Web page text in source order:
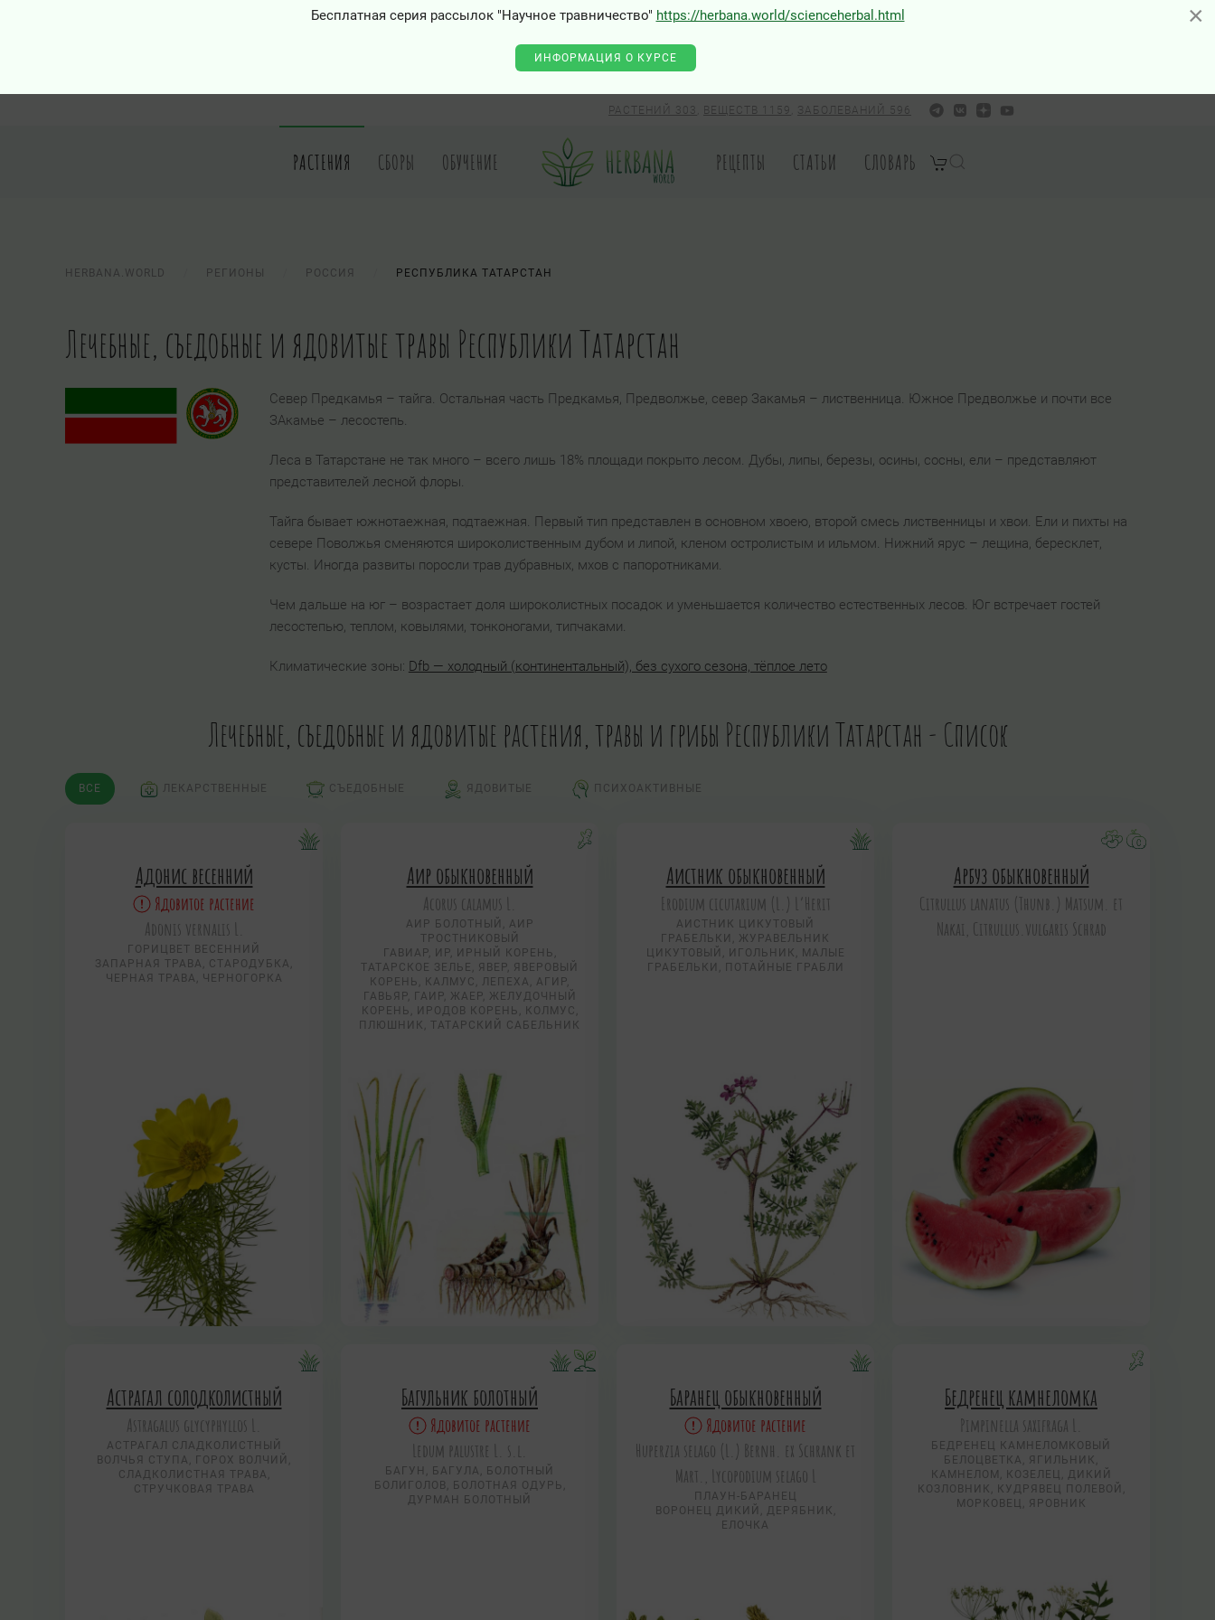
×
Бесплатная серия рассылок "Научное травничество" https://herbana.world/scienceherbal.html
ИНФОРМАЦИЯ О КУРСЕ
РАСТЕНИЙ 303 ВЕЩЕСТВ 1159 ЗАБОЛЕВАНИЙ 596
РАСТЕНИЯ СБОРЫ ОБУЧЕНИЕ РЕЦЕПТЫ СТАТЬИ СЛОВАРЬ
HERBANA.WORLD РЕГИОНЫ РОССИЯ РЕСПУБЛИКА ТАТАРСТАН
Лечебные, съедобные и ядовитые травы Республики Татарстан
Север Предкамья – тайга. Остальная часть Предкамья, Предволжье, север Закамья – лиственница. Южное Предволжье и почти все
ЗАкамье – лесостепь.
Леса в Татарстане не так много – всего лишь 18% площади покрыто лесом. Дубы, липы, березы, осины, сосны, ели – представляют
представителей лесной флоры.
Тайга бывает южнотаежная, подтаежная. Первый тип представлен в основном хвоею, второй смесь лиственницы и хвои. Ели и пихты на
севере Поволжья сменяются широколиственным дубом и липой, кленом остролистым и ильмом. Нижний ярус – лещина, бересклет,
кусты. Иногда развиты поросли трав дубравных, мхов с папоротниками.
Чем дальше на юг – возрастает доля широколистных посадок и уменьшается количество естественных лесов. Юг встречает гостей
лесостепью, теплом, ковылями, тонконогами, типчаками.
Климатические зоны: Dfb — холодный (континентальный), без сухого сезона, тёплое лето
Лечебные, съедобные и ядовитые растения, травы и грибы Республики Татарстан - Список
ВСЕ ЛЕКАРСТВЕННЫЕ СЪЕДОБНЫЕ ЯДОВИТЫЕ ПСИХОАКТИВНЫЕ
Адонис весенний
Ядовитое растение
Adonis vernalis L.
ГОРИЦВЕТ ВЕСЕННИЙ
ЗАПАРНАЯ ТРАВА, СТАРОДУБКА,
ЧЕРНАЯ ТРАВА, ЧЕРНОГОРКА
Аир обыкновенный
Acorus calamus L.
АИР БОЛОТНЫЙ, АИР
ТРОСТНИКОВЫЙ
ГАВИАР, ИР, ИРНЫЙ КОРЕНЬ,
ТАТАРСКОЕ ЗЕЛЬЕ, ЯВЕР, ЯВЕРОВЫЙ
КОРЕНЬ, КАЛМУС, ЛЕПЕХА, АГИР,
ГАВЬЯР, ГАИР, ЖАЕР, ЖЕЛУДОЧНЫЙ
КОРЕНЬ, ИРОДОВ КОРЕНЬ, КОЛМУС,
ПЛЮШНИК, ТАТАРСКИЙ САБЕЛЬНИК
Аистник обыкновенный
Erodium cicutarium (L.) L’Herit
АИСТНИК ЦИКУТОВЫЙ
ГРАБЕЛЬКИ, ЖУРАВЕЛЬНИК
ЦИКУТОВЫЙ, ИГОЛЬНИК, МАЛЫЕ
ГРАБЕЛЬКИ, ПОТАЙНЫЕ ГРАБЛИ
Арбуз обыкновенный
Citrullus lanatus (Thunb.) Matsum. et
Nakai, Citrullus.vulgaris Schrad
Астрагал солодколистный
Astragalus glycyphyllos L.
АСТРАГАЛ СЛАДКОЛИСТНЫЙ
ВОЛЧЬЯ СТУПА, ГОРОХ ВОЛЧИЙ,
СЛАДКОЛИСТНАЯ ТРАВА,
СТРУЧКОВАЯ ТРАВА
Багульник болотный
Ядовитое растение
Ledum palustre L. s.l.
БАГУН, БАГУЛА, БОЛОТНЫЙ
БОЛИГОЛОВ, БОЛОТНАЯ ОДУРЬ,
ДУРМАН БОЛОТНЫЙ
Баранец обыкновенный
Ядовитое растение
Huperzia selago (L.) Bernh. ex Schrank et
Mart., Lycopodium selago L
ПЛАУН-БАРАНЕЦ
ВОРОНЕЦ ДИКИЙ, ДЕРЯБНИК,
ЕЛОЧКА
Бедренец камнеломка
Pimpinella saxifraga L.
БЕДРЕНЕЦ КАМНЕЛОМКОВЫЙ
БЕЛОЦВЕТКА, ЯГИЛЬНИК,
КАМНЕЛОМ, КОЗЕЛЕЦ, ДИКИЙ
КОЗЛОВНИК, КУДРЯВЕЦ ПОЛЕВОЙ,
МОРКОВЕЦ, ЯРОВНИК
×